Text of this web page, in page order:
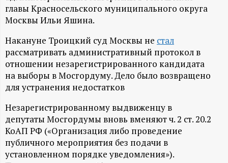
-
и
н
ф
о
р
главы Красносельского муниципального округа
Москвы Ильи Яшина.
Накануне Троицкий суд Москвы не стал
рассматривать административный протокол в
отношении незарегистрированного кандидата
на выборы в Мосгордуму. Дело было возвращено
для устранения недостатков
Незарегистрированному выдвиженцу в
депутаты Мосгордумы вновь вменяют ч. 2 ст. 20.2
КоАП РФ («Организация либо проведение
публичного мероприятия без подачи в
установленном порядке уведомления»).